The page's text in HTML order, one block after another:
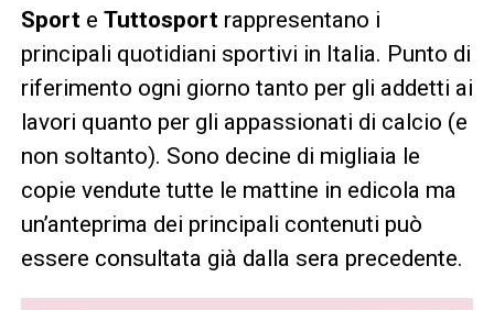
Sporte Tuttosportrappresentano i
principali quotidiani sportivi in Italia. Punto di
riferimento ogni giorno tanto per gli addetti ai
lavori quanto per gli appassionati di calcio (e
non soltanto). Sono decine di migliaia le
copie vendute tutte le mattine in edicola ma
un’anteprima dei principali contenuti può
essere consultata già dalla sera precedente.